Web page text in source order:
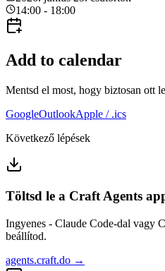
14:00 - 18:00
Add to calendar
Mentsd el most, hogy biztosan ott
GoogleOutlookApple / .ics
Következő lépések
Töltsd le a Craft Agents
Ingyenes - Claude Code-dal vagy
beállítod.
agents.craft.do →